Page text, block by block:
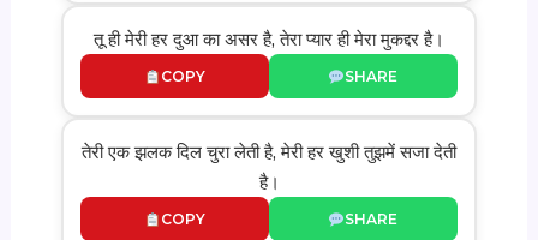
तू ही मेरी हर दुआ का असर है, तेरा प्यार ही मेरा मुकद्दर है।
COPY SHARE
तेरी एक झलक दिल चुरा लेती है, मेरी हर खुशी तुझमें सजा देती
है।
COPY SHARE